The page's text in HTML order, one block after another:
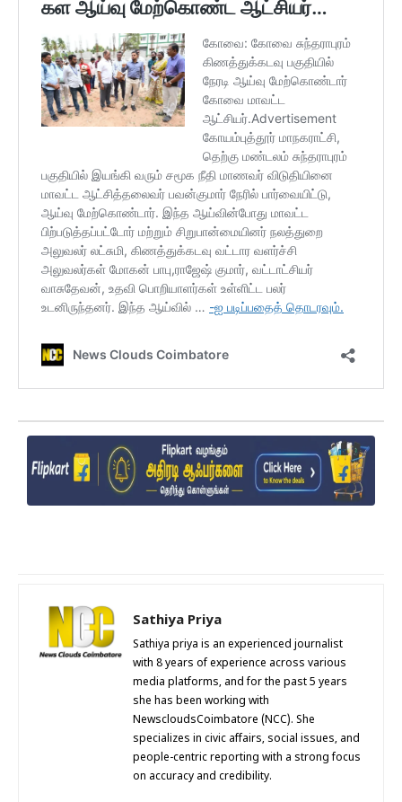
Sathiya Priya
Sathiya priya is an experienced journalist
with 8 years of experience across various
media platforms, and for the past 5 years
she has been working with
NewscloudsCoimbatore (NCC). She
specializes in civic affairs, social issues, and
people-centric reporting with a strong focus
on accuracy and credibility.